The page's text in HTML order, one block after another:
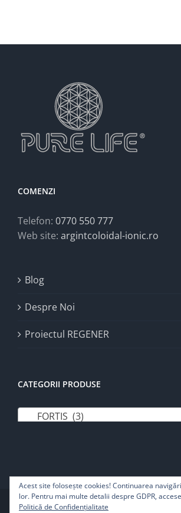
COMENZI
Telefon: 0770 550 777
Web site: argintcoloidal-ionic.ro
Blog
Despre Noi
Proiectul REGENER
CATEGORII PRODUSE
FORTIS (3)
Copyright 2022 | Pure Life SRL - Toate
Acest site foloseşte cookies! Continuarea
lor. Pentru mai multe detalii despre GDPR,
Politică de Confidențialitate